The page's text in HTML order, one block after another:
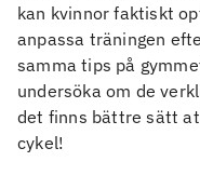
kan kvinnor faktiskt
anpassa träningen
samma tips på
undersöka om de
det finns bättre sätt
cykel!